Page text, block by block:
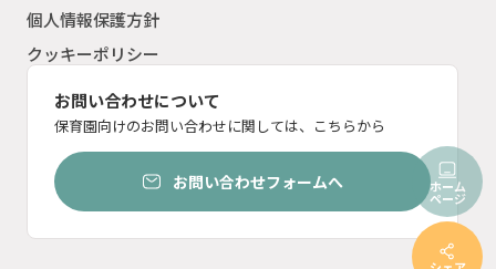
ホーム
ページ
個人情報保護方針
クッキーポリシー
お問い合わせについて
保育園向けのお問い合わせに関しては、こちらから
お問い合わせフォームへ